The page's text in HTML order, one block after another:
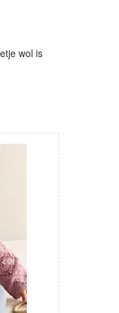
wol is